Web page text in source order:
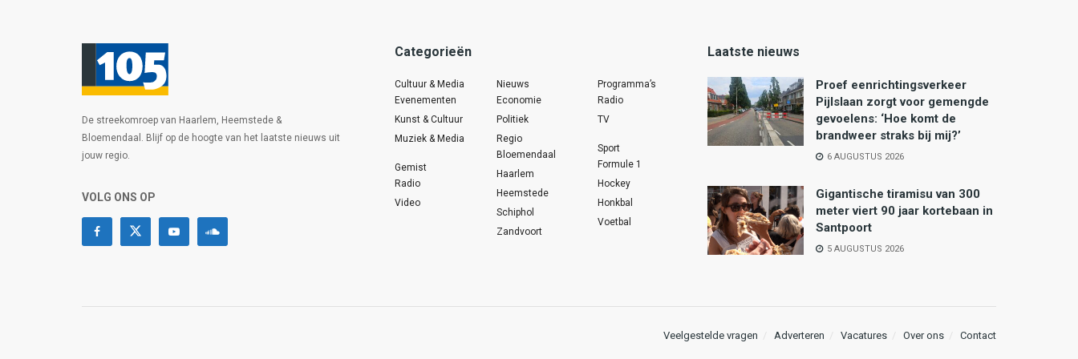
De streekomroep van Haarlem, Heemstede &
Bloemendaal. Blijf op de hoogte van het laatste nieuws uit
jouw regio.
VOLG ONS OP
Categorieën
Cultuur & Media
Evenementen
Kunst & Cultuur
Muziek & Media
Gemist
Radio
Video
Nieuws
Economie
Politiek
Regio
Bloemendaal
Haarlem
Heemstede
Schiphol
Zandvoort
Programma’s
Radio
TV
Sport
Formule 1
Hockey
Honkbal
Voetbal
Laatste nieuws
Proef eenrichtingsverkeer
Pijlslaan zorgt voor gemengde
gevoelens: ‘Hoe komt de
brandweer straks bij mij?’
6 AUGUSTUS 2026
Gigantische tiramisu van 300
meter viert 90 jaar kortebaan in
Santpoort
5 AUGUSTUS 2026
Veelgestelde vragen Adverteren Vacatures Over ons Contact